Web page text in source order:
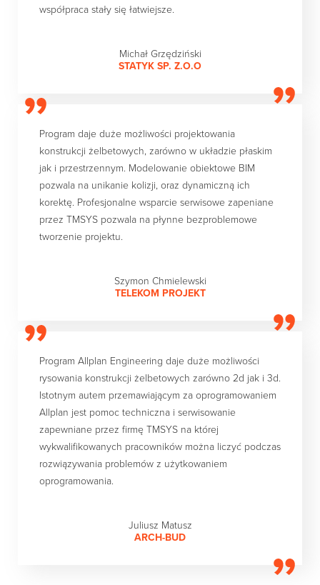
współpraca stały się łatwiejsze.
Michał Grzędziński
STATYK SP. Z.O.O
Program daje duże możliwości projektowania
konstrukcji żelbetowych, zarówno w układzie płaskim
jak i przestrzennym. Modelowanie obiektowe BIM
pozwala na unikanie kolizji, oraz dynamiczną ich
korektę. Profesjonalne wsparcie serwisowe zapeniane
przez TMSYS pozwala na płynne bezproblemowe
tworzenie projektu.
Szymon Chmielewski
TELEKOM PROJEKT
Program Allplan Engineering daje duże możliwości
rysowania konstrukcji żelbetowych zarówno 2d jak i 3d.
Istotnym autem przemawiającym za oprogramowaniem
Allplan jest pomoc techniczna i serwisowanie
zapewniane przez firmę TMSYS na której
wykwalifikowanych pracowników można liczyć podczas
rozwiązywania problemów z użytkowaniem
oprogramowania.
Juliusz Matusz
ARCH-BUD